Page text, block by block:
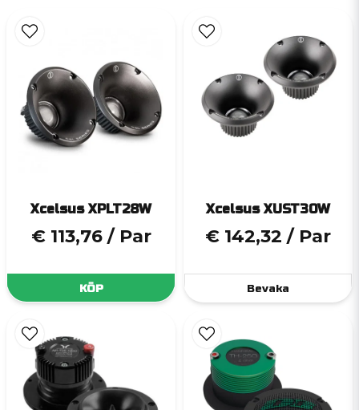
Xcelsus XPLT28W
€ 113,76 / Par
KÖP
Xcelsus XUST30W
€ 142,32 / Par
Bevaka